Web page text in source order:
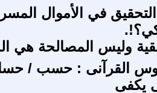
في الأموال
وليس المصالحة هي
يكفى